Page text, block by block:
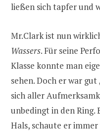
ließen sich tapfer und
Mr.Clark ist nun
Wassers. Für seine
Klasse konnte man
sehen. Doch er war
sich aller
unbedingt in den Ring.
Hals, schaute er